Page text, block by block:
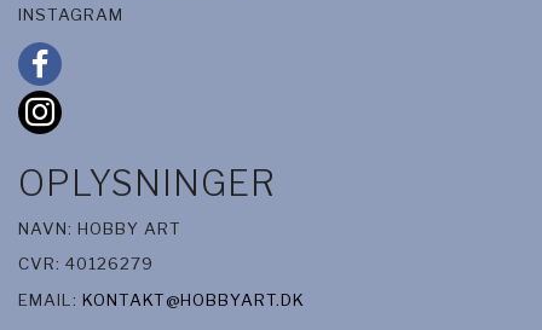
INSTAGRAM
OPLYSNINGER
NAVN: HOBBY ART
CVR: 40126279
EMAIL: KONTAKT@HOBBYART.DK